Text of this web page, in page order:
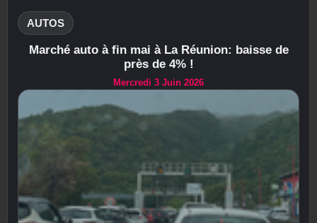
AUTOS
Marché auto à fin mai à La Réunion: baisse de
près de 4% !
Mercredi 3 Juin 2026